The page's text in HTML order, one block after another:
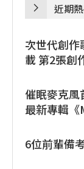
近期
次世代創
載 第2張創
催眠麥克風
最新專輯《
6位前輩備